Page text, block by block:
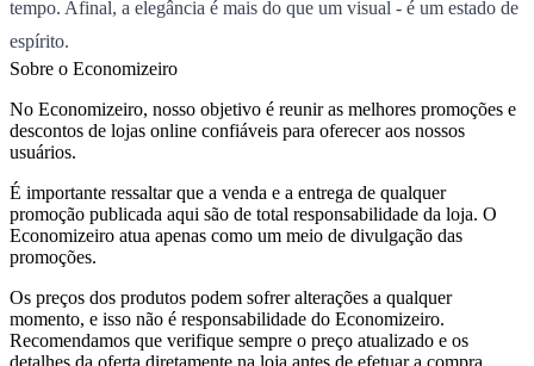
tempo. Afinal, a elegância é mais do que um visual - é um estado de
espírito.
Sobre o Economizeiro
No Economizeiro, nosso objetivo é reunir as melhores promoções e
descontos de lojas online confiáveis para oferecer aos nossos
usuários.
É importante ressaltar que a venda e a entrega de qualquer
promoção publicada aqui são de total responsabilidade da loja. O
Economizeiro atua apenas como um meio de divulgação das
promoções.
Os preços dos produtos podem sofrer alterações a qualquer
momento, e isso não é responsabilidade do Economizeiro.
Recomendamos que verifique sempre o preço atualizado e os
detalhes da oferta diretamente na loja antes de efetuar a compra.